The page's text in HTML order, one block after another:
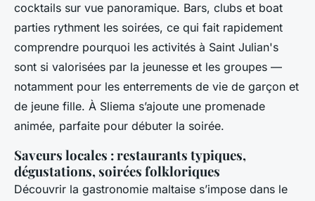
cocktails sur vue panoramique. Bars, clubs et boat
parties rythment les soirées, ce qui fait rapidement
comprendre pourquoi les activités à Saint Julian's
sont si valorisées par la jeunesse et les groupes —
notamment pour les enterrements de vie de garçon et
de jeune fille. À Sliema s’ajoute une promenade
animée, parfaite pour débuter la soirée.
Saveurs locales : restaurants typiques,
dégustations, soirées folkloriques
Découvrir la gastronomie maltaise s’impose dans le